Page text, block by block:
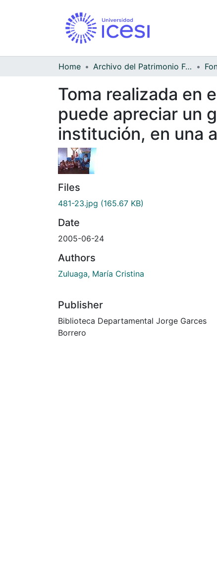
Home Archivo del Patrimonio Fotográfico y Fílmico del Valle del Cauca
Toma realizada en
puede apreciar un
institución, en una
Files
481-23.jpg (165.67 KB)
Date
2005-06-24
Authors
Zuluaga, María Cristina
Publisher
Biblioteca Departamental Jorge Garces
Borrero